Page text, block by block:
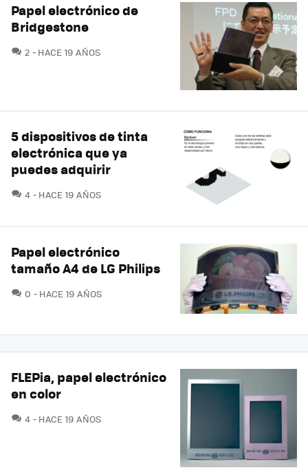
Papel electrónico de
Bridgestone
2 COMENTARIOS
HACE 19 AÑOS
5 dispositivos de tinta
electrónica que ya
puedes adquirir
4 COMENTARIOS
HACE 19 AÑOS
Papel electrónico
tamaño A4 de LG Philips
0 COMENTARIOS
HACE 19 AÑOS
FLEPia, papel electrónico
en color
4 COMENTARIOS
HACE 19 AÑOS